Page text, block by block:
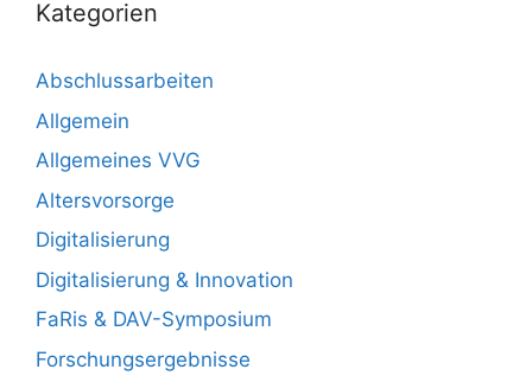
Kategorien
Abschlussarbeiten
Allgemein
Allgemeines VVG
Altersvorsorge
Digitalisierung
Digitalisierung & Innovation
FaRis & DAV-Symposium
Forschungsergebnisse